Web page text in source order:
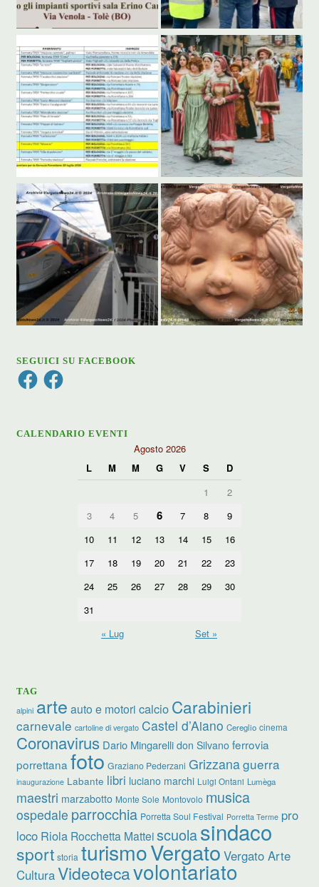
SEGUICI SU FACEBOOK
FacebookFacebook
CALENDARIO EVENTI
Agosto 2026
L
M M G V S
D
1
2
3
4 5 6 7 8
9
10
11 12 13 14 15
16
17
18 19 20 21 22
23
24
25 26 27 28 29
30
31
« Lug
Set »
TAG
alpini arte auto e motori calcio Carabinieri
carnevale cartoline di vergato Castel d’Aiano Cereglio cinema
Coronavirus Dario Mingarelli don Silvano ferrovia
porrettana foto Graziano Pederzani Grizzanaguerra
inaugurazione Labante libri luciano marchi Luigi Ontani Lumèga
maestri marzabotto Monte Sole Montovolo musica
ospedale parrocchia Porretta Soul Festival Porretta Terme pro
loco Riola Rocchetta Matteiscuolasindaco
sport storia turismoVergato Vergato Arte
CulturaVideotecavolontariato